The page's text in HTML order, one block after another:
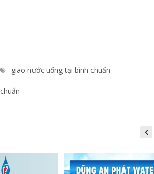
giao nước uống tại bình chuẩn